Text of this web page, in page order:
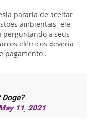
pararia de aceitar
ambientais, ele
perguntando a seus
elétricos deveria
pagamento .
11, 2021